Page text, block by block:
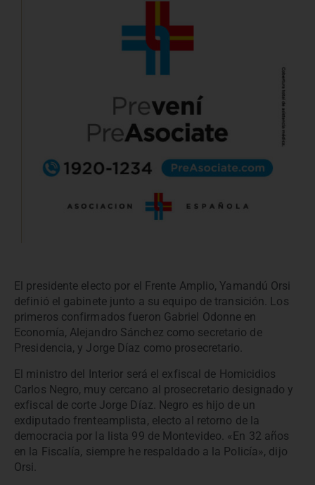
El presidente electo por el Frente Amplio, Yamandú Orsi
definió el gabinete junto a su equipo de transición. Los
primeros confirmados fueron Gabriel Odonne en
Economía, Alejandro Sánchez como secretario de
Presidencia, y Jorge Díaz como prosecretario.
El ministro del Interior será el exfiscal de Homicidios
Carlos Negro, muy cercano al prosecretario designado y
exfiscal de corte Jorge Díaz. Negro es hijo de un
exdiputado frenteamplista, electo al retorno de la
democracia por la lista 99 de Montevideo. «En 32 años
en la Fiscalía, siempre he respaldado a la Policía», dijo
Orsi.